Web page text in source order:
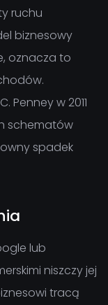
ruchu
biznesowy
oznacza to
Penney w 2011
schematów
spadek
lub
niszczy jej
tracą